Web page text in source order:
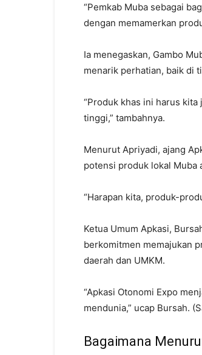
“Pemkab Muba sebagai
dengan memamerkan
Ia menegaskan, Gambo
menarik perhatian, baik di
“Produk khas ini harus
tinggi,” tambahnya.
Menurut Apriyadi, ajang
potensi produk lokal Muba
“Harapan kita, produk-
Ketua Umum Apkasi,
berkomitmen memajukan
daerah dan UMKM.
“Apkasi Otonomi Expo
mendunia,” ucap Bursah.
Bagaimana